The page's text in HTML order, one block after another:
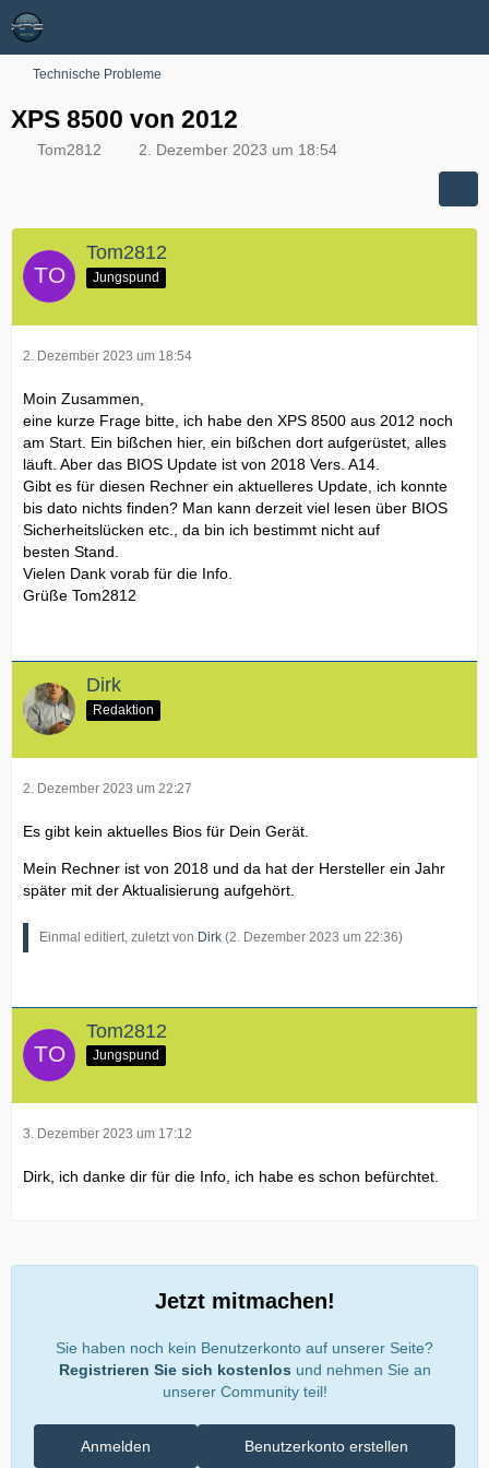
Technische Probleme
XPS 8500 von 2012
Tom2812 2. Dezember 2023 um 18:54
Tom2812
Jungspund
2. Dezember 2023 um 18:54
Moin Zusammen,
eine kurze Frage bitte, ich habe den XPS 8500 aus 2012 noch
am Start. Ein bißchen hier, ein bißchen dort aufgerüstet, alles
läuft. Aber das BIOS Update ist von 2018 Vers. A14.
Gibt es für diesen Rechner ein aktuelleres Update, ich konnte
bis dato nichts finden? Man kann derzeit viel lesen über BIOS
Sicherheitslücken etc., da bin ich bestimmt nicht auf
besten Stand.
Vielen Dank vorab für die Info.
Grüße Tom2812
Dirk
Redaktion
2. Dezember 2023 um 22:27
Es gibt kein aktuelles Bios für Dein Gerät.
Mein Rechner ist von 2018 und da hat der Hersteller ein Jahr
später mit der Aktualisierung aufgehört.
Einmal editiert, zuletzt von Dirk (2. Dezember 2023 um 22:36)
Tom2812
Jungspund
3. Dezember 2023 um 17:12
Dirk, ich danke dir für die Info, ich habe es schon befürchtet.
Jetzt mitmachen!
Sie haben noch kein Benutzerkonto auf unserer Seite?
Registrieren Sie sich kostenlos und nehmen Sie an
unserer Community teil!
Benutzerkonto erstellen
Anmelden